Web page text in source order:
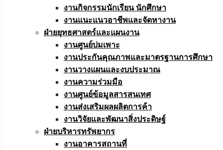
งานกิจกรรมนักเรียน นักศึกษา
งานแนะแนวอาชีพและจัดหางาน
ฝ่ายยุทธศาสตร์และแผนงาน
งานศูนย์บ่มเพาะ
งานประกันคุณภาพและมาตรฐานการศึกษา
งานวางแผนและงบประมาณ
งานความร่วมมือ
งานศูนย์ข้อมูลสารสนเทศ
งานส่งเสริมผลผลิตการค้า
งานวิจัยและพัฒนาสิ่งประดิษฐ์
ฝ่ายบริหารทรัพยากร
งานอาคารสถานที่